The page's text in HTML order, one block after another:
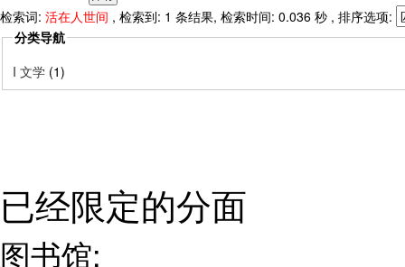
检索词: 活在人世间 , 检索到: 1 条结果, 检索时间: 0.036 秒 , 排序选项:
分类导航
I 文学 (1)
已经限定的分面
图书馆: